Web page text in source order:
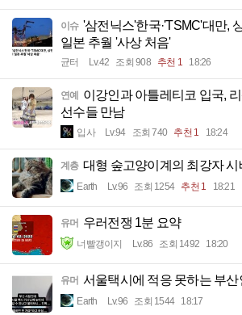
이슈 '삼전닉스'한국·'TSMC'대만,
일본 추월 '사상 처음'
균터 Lv.42 조회 908 추천 1 18:26
연예
이강인과 아틀레티코 입국,
선수들 만남
입사 Lv.94 조회 740 추천 1 18:24
계층 대형 숲고양이계의 최강자 시
Earth Lv.96 조회 1254 추천 1 18:21
유머 우러전쟁 1분 요약
너빨갱이지 Lv.86 조회 1492 18:20
유머 서울택시에 적응 못하는 부산
Earth Lv.96 조회 1544 18:17